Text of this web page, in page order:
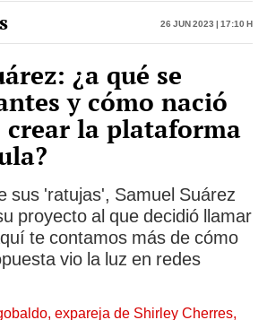
26 Jun 2023 | 17:10 h
¿a qué se
y cómo nació
crear la plataforma
sus 'ratujas', Samuel Suárez
proyecto al que decidió llamar
te contamos más de cómo
vio la luz en redes
expareja de Shirley Cherres,